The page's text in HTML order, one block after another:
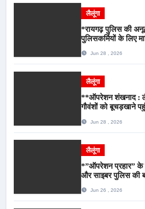
लैलूंगा
*रायगढ़ पुलिस की
पुलिसकर्मियों के लिए
Jun 28 , 2026
लैलूंगा
**ऑपरेशन शंखनाद :
गौवंशों को बूचड़खाने
Jun 28 , 2026
लैलूंगा
*”ऑपरेशन प्रहार” के
और साइबर पुलिस की
Jun 26 , 2026